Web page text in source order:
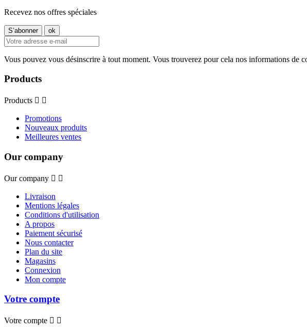
Recevez nos offres spéciales
Vous pouvez vous désinscrire à tout moment. Vous trouverez pour cela nos informations de
Products
Products  
Promotions
Nouveaux produits
Meilleures ventes
Our company
Our company  
Livraison
Mentions légales
Conditions d'utilisation
A propos
Paiement sécurisé
Nous contacter
Plan du site
Magasins
Connexion
Mon compte
Votre compte
Votre compte  